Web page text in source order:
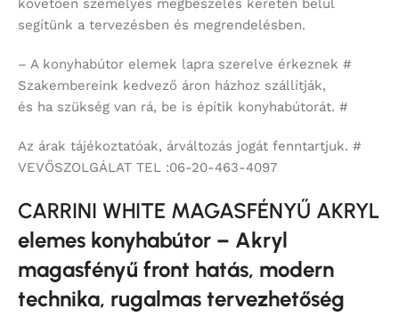
követően személyes megbeszélés keretén belül
segítünk a tervezésben és megrendelésben.
– A konyhabútor elemek lapra szerelve érkeznek #
Szakembereink kedvező áron házhoz szállítják,
és ha szükség van rá, be is építik konyhabútorát. #
Az árak tájékoztatóak, árváltozás jogát fenntartjuk. #
VEVŐSZOLGÁLAT TEL :06-20-463-4097
CARRINI WHITE MAGASFÉNYŰ AKRYL
elemes konyhabútor – Akryl
magasfényű front hatás, modern
technika, rugalmas tervezhetőség